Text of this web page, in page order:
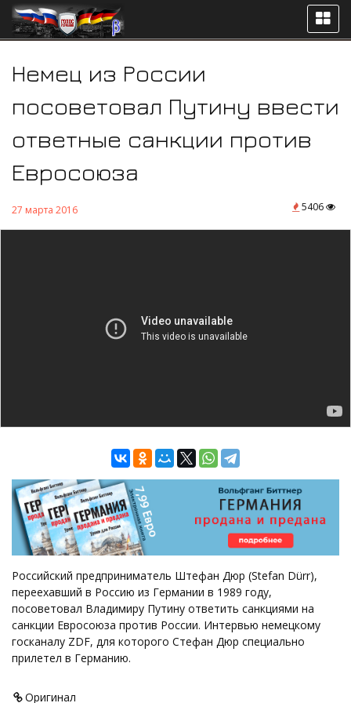
Немец из России
посоветовал Путину ввести
ответные санкции против
Евросоюза
27 марта 2016 5406
Российский предприниматель Штефан Дюр (Stefan Dürr),
переехавший в Россию из Германии в 1989 году,
посоветовал Владимиру Путину ответить санкциями на
санкции Евросоюза против России. Интервью немецкому
госканалу ZDF, для которого Стефан Дюр специально
прилетел в Германию.
Оригинал